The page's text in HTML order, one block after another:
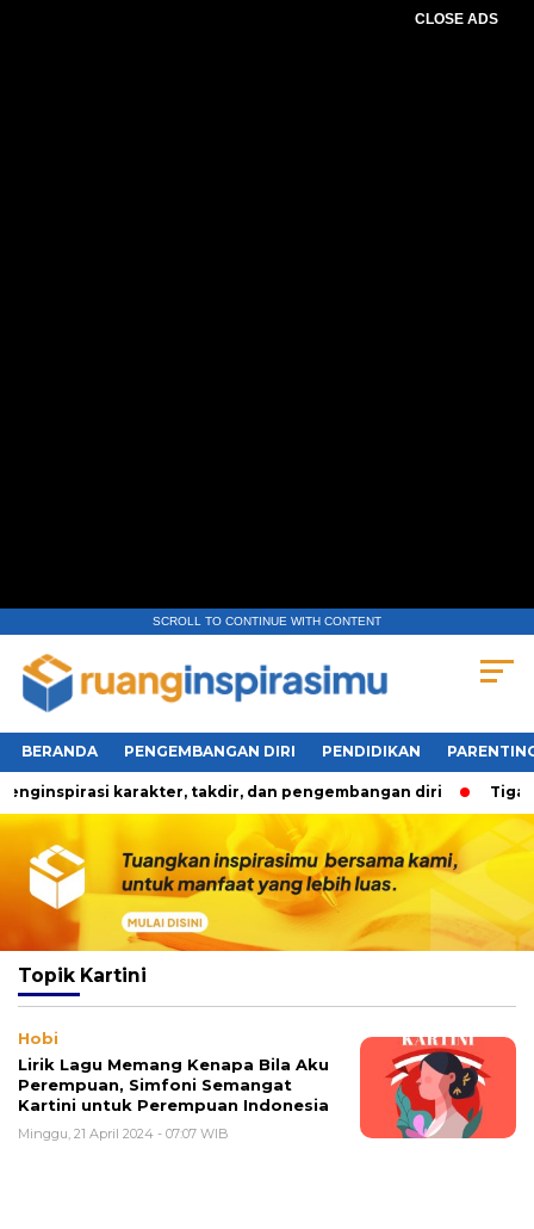
CLOSE ADS
SCROLL TO CONTINUE WITH CONTENT
BERANDA PENGEMBANGAN DIRI PENDIDIKAN
karakter, takdir, dan pengembangan diri Tiga
Topik Kartini
Hobi
Lirik Lagu Memang Kenapa Bila Aku
Perempuan, Simfoni Semangat
Kartini untuk Perempuan Indonesia
Minggu, 21 April 2024 - 07:07 WIB